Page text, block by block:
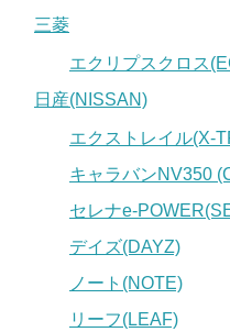
三菱
エクリプスクロス
日産(NISSAN)
エクストレイル(X-
キャラバンNV350
セレナe-
デイズ(DAYZ)
ノート(NOTE)
リーフ(LEAF)